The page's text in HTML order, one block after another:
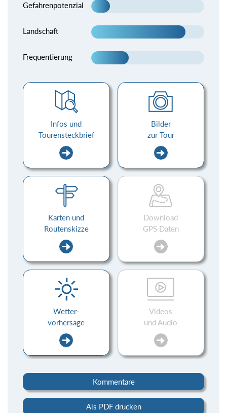
Gefahrenpotenzial
Landschaft
Frequentierung
Infos und
Tourensteckbrief
Bilder
zur Tour
Karten und
Routenskizze
Download
GPS Daten
Wetter-
vorhersage
Videos
und Audio
Kommentare
Als PDF drucken